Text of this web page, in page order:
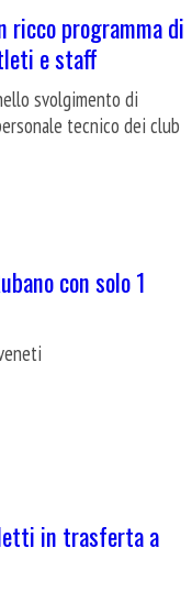
ricco programma di
e staff
svolgimento di
tecnico dei club
con solo 1
in trasferta a